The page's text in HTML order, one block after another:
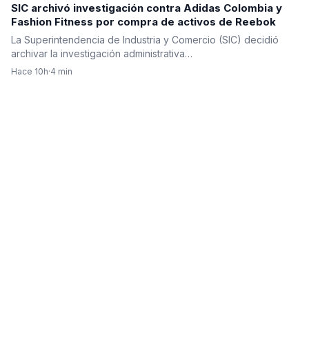
SIC archivó investigación contra Adidas Colombia y
Fashion Fitness por compra de activos de Reebok
La Superintendencia de Industria y Comercio (SIC) decidió
archivar la investigación administrativa…
Hace 10h·4 min